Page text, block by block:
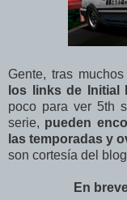
Gente, tras
los links de Initial
poco para ver 5th
serie, pueden
las temporadas y
son cortesía del blog
En